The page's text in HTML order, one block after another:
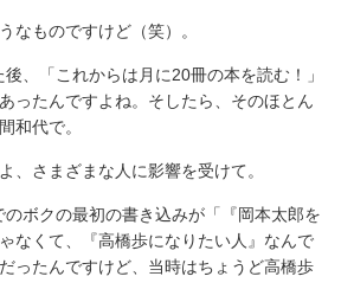
なものですけど（笑）。
、「これからは月に20冊の本を読む！」
ったんですよね。そしたら、そのほとん
和代で。
、さまざまな人に影響を受けて。
ボクの最初の書き込みが「『岡本太郎を
なくて、『高橋歩になりたい人』なんで
ったんですけど、当時はちょうど高橋歩